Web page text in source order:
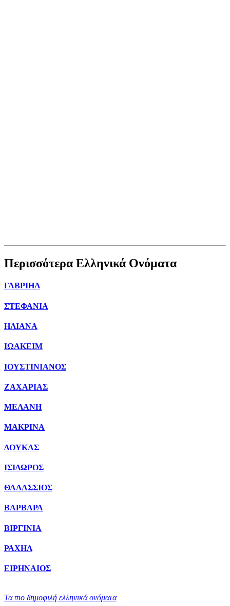
Περισσότερα Ελληνικά Ονόματα
ΓΑΒΡΙΗΛ
ΣΤΕΦΑΝΙΑ
ΗΛΙΑΝΑ
ΙΩΑΚΕΙΜ
ΙΟΥΣΤΙΝΙΑΝΟΣ
ΖΑΧΑΡΙΑΣ
ΜΕΛΑΝΗ
ΜΑΚΡΙΝΑ
ΔΟΥΚΑΣ
ΙΣΙΔΩΡΟΣ
ΘΑΛΑΣΣΙΟΣ
ΒΑΡΒΑΡΑ
ΒΙΡΓΙΝΙΑ
ΡΑΧΗΛ
ΕΙΡΗΝΑΙΟΣ
Τα πιο δημοφιλή ελληνικά ονόματα